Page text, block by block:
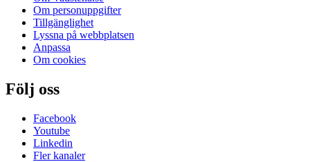
Om personuppgifter
Tillgänglighet
Lyssna på webbplatsen
Anpassa
Om cookies
Följ oss
Facebook
Youtube
Linkedin
Fler kanaler